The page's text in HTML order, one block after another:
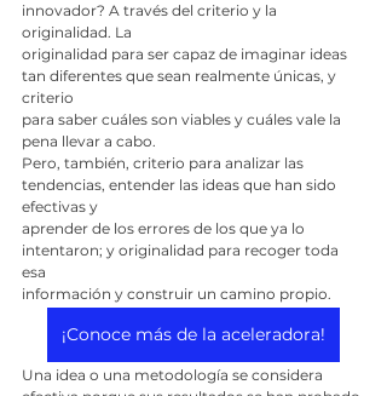
innovador? A través del criterio y la
originalidad. La
originalidad para ser capaz de imaginar ideas
tan diferentes que sean realmente únicas, y
criterio
para saber cuáles son viables y cuáles vale la
pena llevar a cabo.
Pero, también, criterio para analizar las
tendencias, entender las ideas que han sido
efectivas y
aprender de los errores de los que ya lo
intentaron; y originalidad para recoger toda
esa
información y construir un camino propio.
¡Conoce más de la aceleradora!
Una idea o una metodología se considera